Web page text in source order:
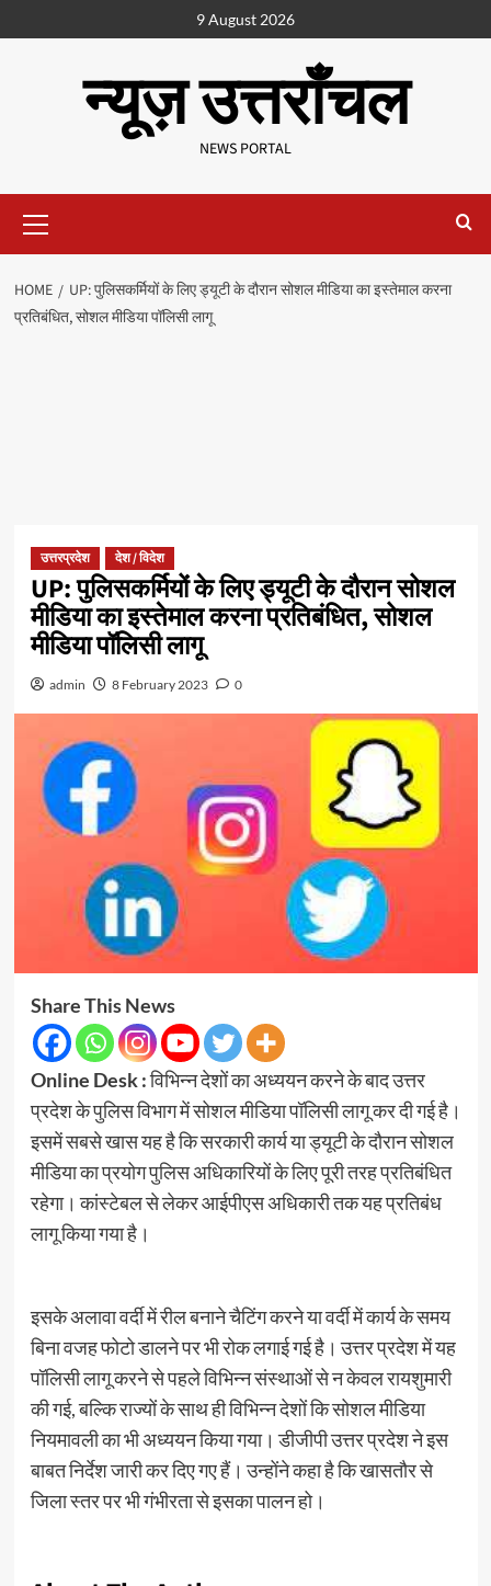
9 August 2026
न्यूज़ उत्तराँचल
NEWS PORTAL
HOME
UP: पुलिसकर्मियों के लिए ड्यूटी के दौरान सोशल मीडिया का इस्तेमाल करना
प्रतिबंधित, सोशल मीडिया पॉलिसी लागू
उत्तरप्रदेश देश / विदेश
UP: पुलिसकर्मियों के लिए ड्यूटी के दौरान सोशल
मीडिया का इस्तेमाल करना प्रतिबंधित, सोशल
मीडिया पॉलिसी लागू
admin 8 February 2023 0
Share This News
Online Desk :विभिन्न देशों का अध्ययन करने के बाद उत्तर
प्रदेश के पुलिस विभाग में सोशल मीडिया पॉलिसी लागू कर दी गई है।
इसमें सबसे खास यह है कि सरकारी कार्य या ड्यूटी के दौरान सोशल
मीडिया का प्रयोग पुलिस अधिकारियों के लिए पूरी तरह प्रतिबंधित
रहेगा। कांस्टेबल से लेकर आईपीएस अधिकारी तक यह प्रतिबंध
लागू किया गया है।
इसके अलावा वर्दी में रील बनाने चैटिंग करने या वर्दी में कार्य के समय
बिना वजह फोटो डालने पर भी रोक लगाई गई है। उत्तर प्रदेश में यह
पॉलिसी लागू करने से पहले विभिन्न संस्थाओं से न केवल रायशुमारी
की गई, बल्कि राज्यों के साथ ही विभिन्न देशों कि सोशल मीडिया
नियमावली का भी अध्ययन किया गया। डीजीपी उत्तर प्रदेश ने इस
बाबत निर्देश जारी कर दिए गए हैं। उन्होंने कहा है कि खासतौर से
जिला स्तर पर भी गंभीरता से इसका पालन हो।